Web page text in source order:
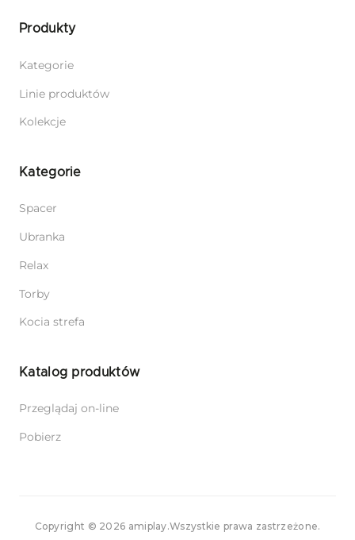
Produkty
Kategorie
Linie produktów
Kolekcje
Kategorie
Spacer
Ubranka
Relax
Torby
Kocia strefa
Katalog produktów
Przeglądaj on-line
Pobierz
Copyright © 2026 amiplay.Wszystkie prawa zastrzeżone.